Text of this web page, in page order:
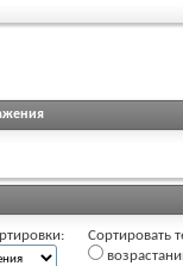
Сортировать